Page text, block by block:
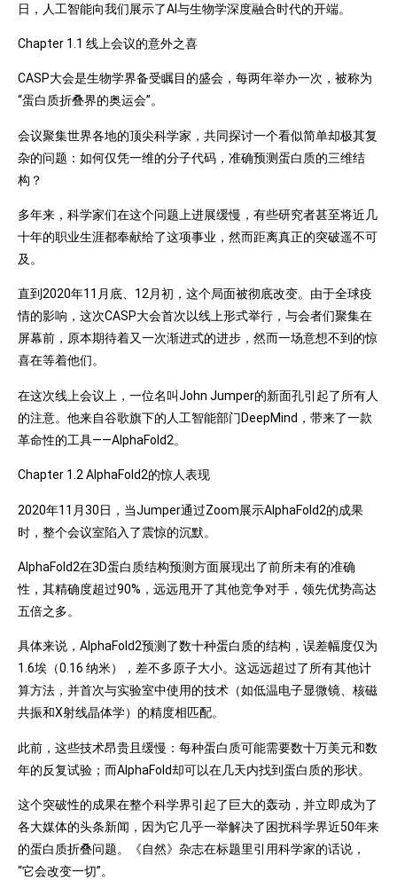
日，人工智能向我们展示了AI与生物学深度融合时代的开端。
Chapter 1.1 线上会议的意外之喜
CASP大会是生物学界备受瞩目的盛会，每两年举办一次，被称为
“蛋白质折叠界的奥运会”。
会议聚集世界各地的顶尖科学家，共同探讨一个看似简单却极其复
杂的问题：如何仅凭一维的分子代码，准确预测蛋白质的三维结
构？
多年来，科学家们在这个问题上进展缓慢，有些研究者甚至将近几
十年的职业生涯都奉献给了这项事业，然而距离真正的突破遥不可
及。
直到2020年11月底、12月初，这个局面被彻底改变。由于全球疫
情的影响，这次CASP大会首次以线上形式举行，与会者们聚集在
屏幕前，原本期待着又一次渐进式的进步，然而一场意想不到的惊
喜在等着他们。
在这次线上会议上，一位名叫John Jumper的新面孔引起了所有人
的注意。他来自谷歌旗下的人工智能部门DeepMind，带来了一款
革命性的工具——AlphaFold2。
Chapter 1.2 AlphaFold2的惊人表现
2020年11月30日，当Jumper通过Zoom展示AlphaFold2的成果
时，整个会议室陷入了震惊的沉默。
AlphaFold2在3D蛋白质结构预测方面展现出了前所未有的准确
性，其精确度超过90%，远远甩开了其他竞争对手，领先优势高达
五倍之多。
具体来说，AlphaFold2预测了数十种蛋白质的结构，误差幅度仅为
1.6埃（0.16 纳米），差不多原子大小。这远远超过了所有其他计
算方法，并首次与实验室中使用的技术（如低温电子显微镜、核磁
共振和X射线晶体学）的精度相匹配。
此前，这些技术昂贵且缓慢：每种蛋白质可能需要数十万美元和数
年的反复试验；而AlphaFold却可以在几天内找到蛋白质的形状。
这个突破性的成果在整个科学界引起了巨大的轰动，并立即成为了
各大媒体的头条新闻，因为它几乎一举解决了困扰科学界近50年来
的蛋白质折叠问题。《自然》杂志在标题里引用科学家的话说，
“它会改变一切”。